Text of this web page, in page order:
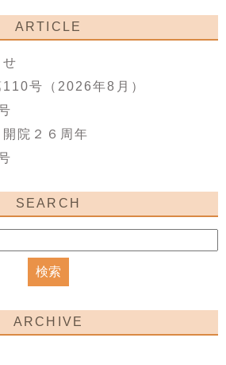
ARTICLE
号（2026年8月）
院２６周年
SEARCH
ARCHIVE